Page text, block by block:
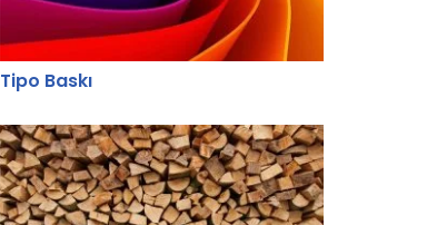
Tipo Baskı